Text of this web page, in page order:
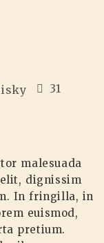
31
malesuada
dignissim
In fringilla, in
euismod,
pretium.